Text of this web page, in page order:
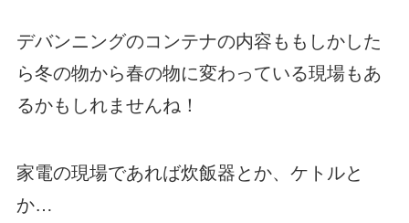
デバンニングのコンテナの内容ももしかした
ら冬の物から春の物に変わっている現場もあ
るかもしれませんね！
家電の現場であれば炊飯器とか、ケトルと
か…